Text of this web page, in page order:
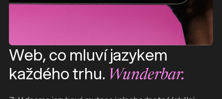
Web, co mluví jazykem
každého trhu. Wunderbar.